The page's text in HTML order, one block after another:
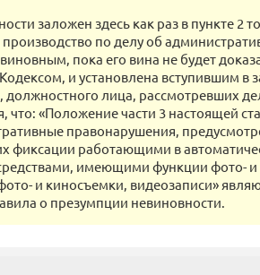
заложен здесь как раз в пункте 2
по делу об
пока его вина не будет
и установлена вступившим в
должностного лица, рассмотревших
что: «Положение части 3 настоящей
правонарушения,
фиксации работающими в
имеющими функции фото- и
и киносъемки, видеозаписи»
о презумпции невиновности.